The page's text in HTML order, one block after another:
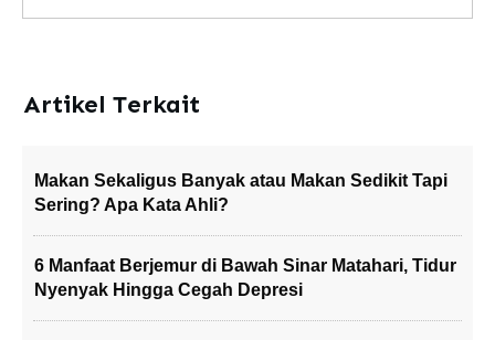
Artikel Terkait
Makan Sekaligus Banyak atau Makan Sedikit Tapi
Sering? Apa Kata Ahli?
6 Manfaat Berjemur di Bawah Sinar Matahari, Tidur
Nyenyak Hingga Cegah Depresi